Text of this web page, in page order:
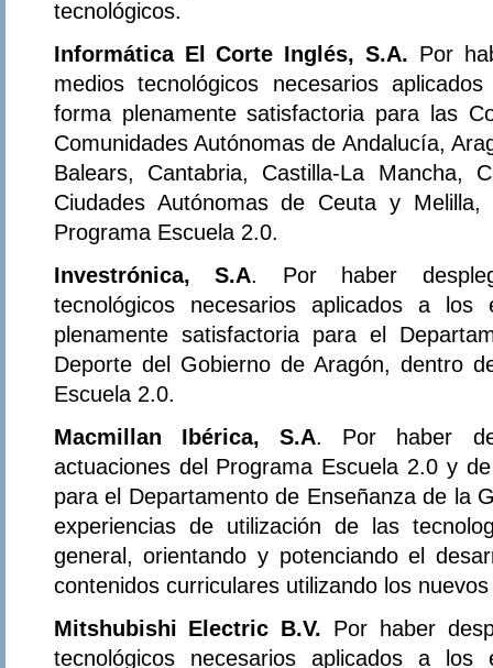
tecnológicos.
Informática El Corte Inglés, S.A. Por
medios tecnológicos necesarios
forma plenamente satisfactoria para las
Comunidades Autónomas de Andalucía,
Balears, Cantabria, Castilla-La Mancha,
Ciudades Autónomas de Ceuta y
Programa Escuela 2.0.
Investrónica, S.A. Por haber
tecnológicos necesarios aplicados a los
plenamente satisfactoria para el
Deporte del Gobierno de Aragón, dentro
Escuela 2.0.
Macmillan Ibérica, S.A. Por haber
actuaciones del Programa Escuela 2.0 y
para el Departamento de Enseñanza de la
experiencias de utilización de las
general, orientando y potenciando el
contenidos curriculares utilizando los
Mitshubishi Electric B.V. Por haber
tecnológicos necesarios aplicados a los